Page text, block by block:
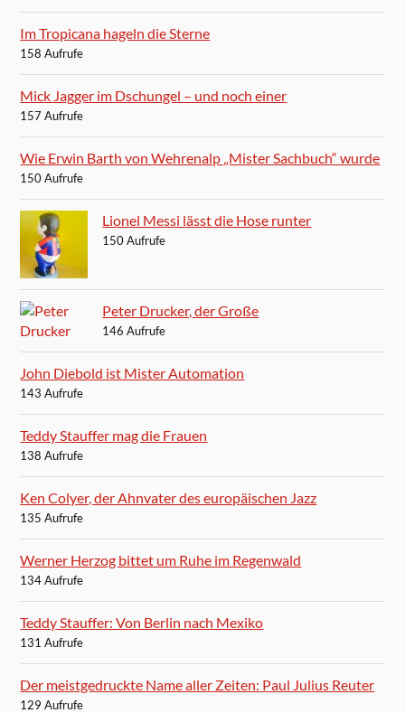
Im Tropicana hageln die Sterne
158 Aufrufe
Mick Jagger im Dschungel – und noch einer
157 Aufrufe
Wie Erwin Barth von Wehrenalp „Mister Sachbuch“ wurde
150 Aufrufe
Lionel Messi lässt die Hose runter
150 Aufrufe
Peter Drucker, der Große
146 Aufrufe
John Diebold ist Mister Automation
143 Aufrufe
Teddy Stauffer mag die Frauen
138 Aufrufe
Ken Colyer, der Ahnvater des europäischen Jazz
135 Aufrufe
Werner Herzog bittet um Ruhe im Regenwald
134 Aufrufe
Teddy Stauffer: Von Berlin nach Mexiko
131 Aufrufe
Der meistgedruckte Name aller Zeiten: Paul Julius Reuter
129 Aufrufe